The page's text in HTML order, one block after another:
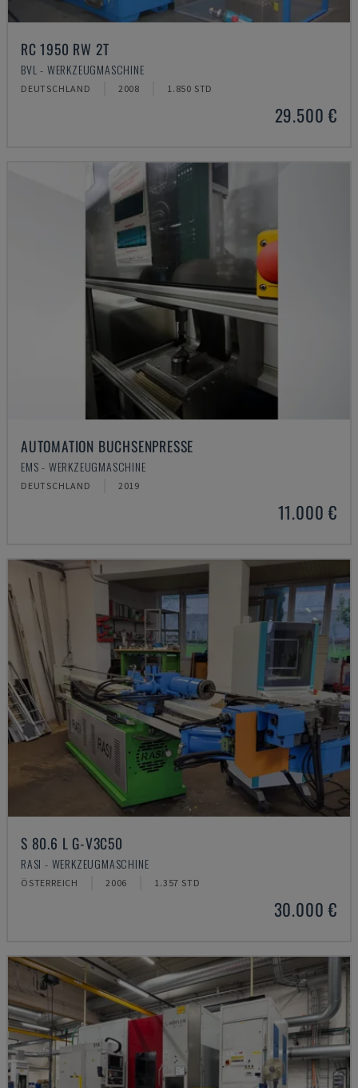
RC 1950 RW 2T
BVL - WERKZEUGMASCHINE
DEUTSCHLAND 2008 1.850 STD
29.500 €
AUTOMATION BUCHSENPRESSE
EMS - WERKZEUGMASCHINE
DEUTSCHLAND 2019
11.000 €
S 80.6 L G-V3C50
RASI - WERKZEUGMASCHINE
ÖSTERREICH 2006 1.357 STD
30.000 €